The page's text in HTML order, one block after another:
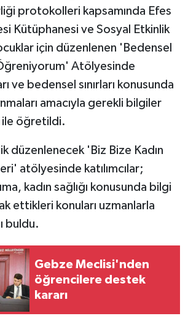
protokolleri kapsamında Efes
Kütüphanesi ve Sosyal Etkinlik
için düzenlenen 'Bedensel
Atölyesinde
ve bedensel sınırları konusunda
amacıyla gerekli bilgiler
ile öğretildi.
düzenlenecek 'Biz Bize Kadın
atölyesinde katılımcılar;
kadın sağlığı konusunda bilgi
ettikleri konuları uzmanlarla
buldu.
Gebze Meclisi'nden
öğrencilere destek
kararı